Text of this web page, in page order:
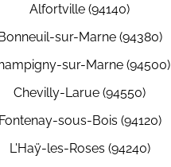
Alfortville (94140)
sur-Marne (94380)
sur-Marne (94500)
Chevilly-Larue (94550)
Fontenay-sous-Bois (94120)
L'Haÿ-les-Roses (94240)